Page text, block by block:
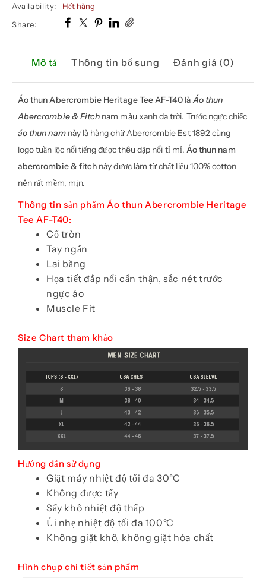
Availability:
Hết hàng
Share:
Mô tả Thông tin bổ sung Đánh giá (0)
Áo thun Abercrombie Heritage Tee AF-T40 là Áo thun
Abercrombie & Fitch nam màu xanh da trời. Trước ngực chiếc
áo thun namnày là hàng chữ Abercrombie Est 1892 cùng
logo tuần lộc nổi tiếng được thêu dập nổi tỉ mỉ. Áo thun nam
abercrombie & fitch này được làm từ chất liệu 100% cotton
nên rất mềm, mịn.
Thông tin sản phẩm Áo thun Abercrombie Heritage
Tee AF-T40:
Cổ tròn
Tay ngắn
Lai bằng
Họa tiết đắp nổi cẩn thận, sắc nét trước
ngực áo
Muscle Fit
Size Chart tham khảo
Hướng dẫn sử dụng
Giặt máy nhiệt độ tối đa 30°C
Không được tẩy
Sấy khô nhiệt độ thấp
Ủi nhẹ nhiệt độ tối đa 100°C
Không giặt khô, không giặt hóa chất
Hình chụp chi tiết sản phẩm